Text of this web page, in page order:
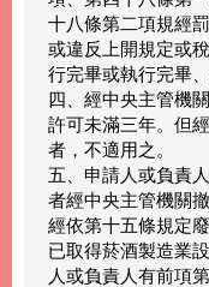
十八條第二項規經
或違反上開規定或
行完畢或執行完畢
四、經中央主管機
許可未滿三年。但
者，不適用之。
五、申請人或負責
者經中央主管機關
經依第十五條規定
已取得菸酒製造業
人或負責人有前項